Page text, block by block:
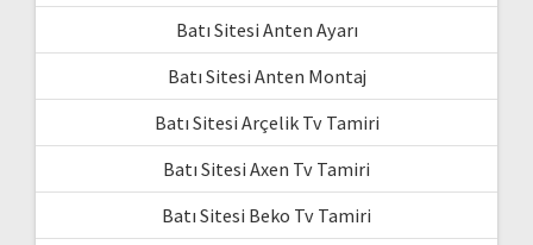
Batı Sitesi Anten Ayarı
Batı Sitesi Anten Montaj
Batı Sitesi Arçelik Tv Tamiri
Batı Sitesi Axen Tv Tamiri
Batı Sitesi Beko Tv Tamiri